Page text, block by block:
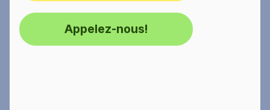
Appelez-nous!